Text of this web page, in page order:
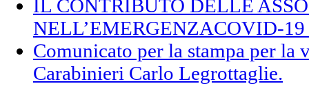
IL CONTRIBUTO DELLE
NELL’EMERGENZACOVID-19
Comunicato per la stampa per la
Carabinieri Carlo Legrottaglie.